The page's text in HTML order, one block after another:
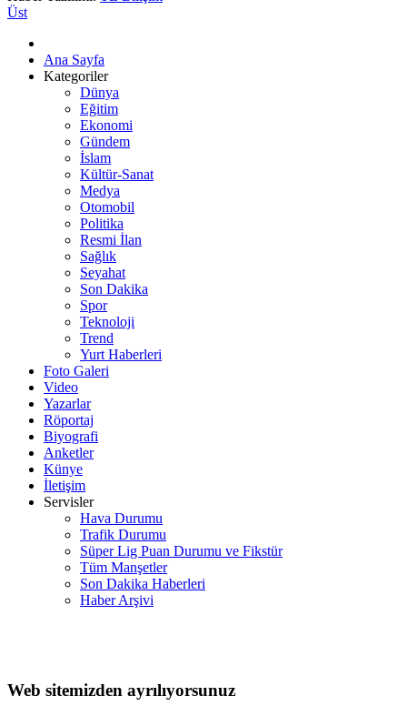
Üst
Ana Sayfa
Kategoriler
Dünya
Eğitim
Ekonomi
Gündem
İslam
Kültür-Sanat
Medya
Otomobil
Politika
Resmi İlan
Sağlık
Seyahat
Son Dakika
Spor
Teknoloji
Trend
Yurt Haberleri
Foto Galeri
Video
Yazarlar
Röportaj
Biyografi
Anketler
Künye
İletişim
Servisler
Hava Durumu
Trafik Durumu
Süper Lig Puan Durumu ve Fikstür
Tüm Manşetler
Son Dakika Haberleri
Haber Arşivi
Web sitemizden ayrılıyorsunuz